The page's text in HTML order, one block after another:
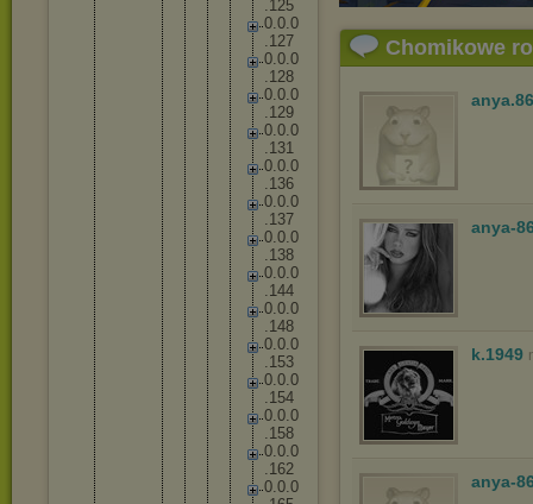
.125
0.0.0
.127
0.0.0
.128
0.0.0
.129
0.0.0
.131
0.0.0
.136
0.0.0
.137
0.0.0
.138
0.0.0
.144
0.0.0
.148
0.0.0
.153
0.0.0
.154
0.0.0
.158
0.0.0
.162
0.0.0
Chomikowe
anya.86
anya-
k.1949
anya-